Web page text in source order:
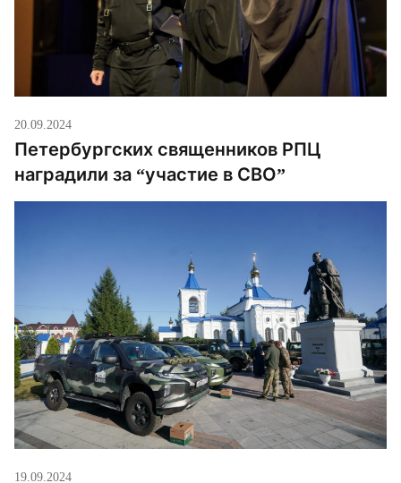
20.09.2024
Петербургских священников РПЦ
наградили за “участие в СВО”
19.09.2024